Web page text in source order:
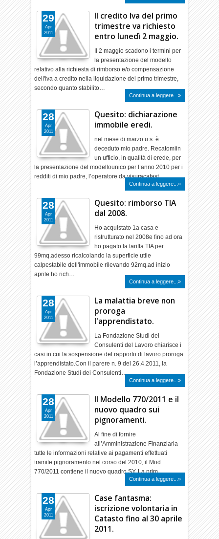
Il credito Iva del primo
trimestre va richiesto
entro lunedì 2 maggio.
Il 2 maggio scadono i termini per
la presentazione del modello
relativo alla richiesta di rimborso e/o compensazione
dell'Iva a credito nella liquidazione del primo trimestre,
secondo quanto stabilito…
Continua a leggere...»
29
Apr
2011
Quesito: dichiarazione
immobile eredi.
nel mese di marzo u.s. è
deceduto mio padre. Recatomiin
un ufficio, in qualità di erede, per
la presentazione del modellounico per l’anno 2010 per i
redditi di mio padre, l’operatore da visuracatast…
Continua a leggere...»
28
Apr
2011
Quesito: rimborso TIA
dal 2008.
Ho acquistato 1a casa e
ristrutturato nel 2008e fino ad ora
ho pagato la tariffa TIA per
99mq.adesso ricalcolando la superficie utile
calpestabile dell'immobile rilevando 92mq.ad inizio
aprile ho rich…
Continua a leggere...»
28
Apr
2011
La malattia breve non
proroga
l'apprendistato.
La Fondazione Studi dei
Consulenti del Lavoro chiarisce i
casi in cui la sospensione del rapporto di lavoro proroga
l’apprendistato.Con il parere n. 9 del 26.4.2011, la
Fondazione Studi dei Consulenti…
Continua a leggere...»
28
Apr
2011
Il Modello 770/2011 e il
nuovo quadro sui
pignoramenti.
Al fine di fornire
all’Amministrazione Finanziaria
tutte le informazioni relative ai pagamenti effettuati
tramite pignoramento nel corso del 2010, il Mod.
770/2011 contiene il nuovo quadro SY. La prim…
Continua a leggere...»
28
Apr
2011
Case fantasma:
iscrizione volontaria in
Catasto fino al 30 aprile
2011.
28
Apr
2011